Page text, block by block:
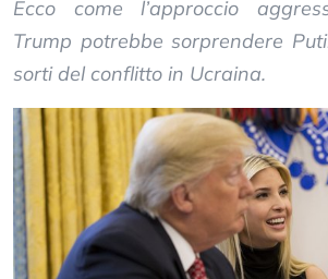
Ecco come l’approccio
Trump potrebbe sorprendere
sorti del conflitto in Ucraina.